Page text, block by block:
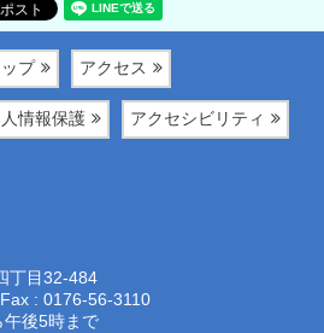
プ アクセス
情報保護 アクセシビリティ
丁目32-484
Fax : 0176-56-3110
午後5時まで